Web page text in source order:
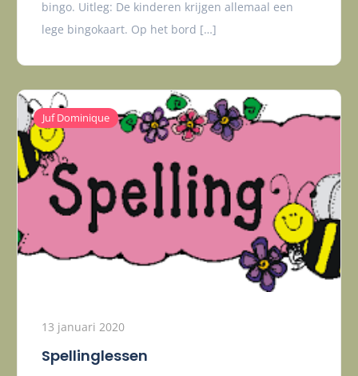
bingo. Uitleg: De kinderen krijgen allemaal een
lege bingokaart. Op het bord […]
Juf Dominique
13 januari 2020
Spellinglessen